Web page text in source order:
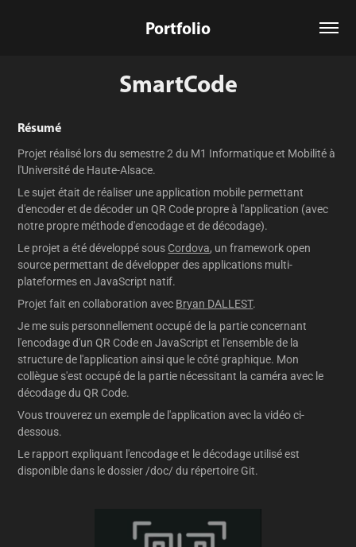
Portfolio
SmartCode
Résumé
Projet réalisé lors du semestre 2 du M1 Informatique et Mobilité à
l'Université de Haute-Alsace.
Le sujet était de réaliser une application mobile permettant
d'encoder et de décoder un QR Code propre à l'application (avec
notre propre méthode d'encodage et de décodage).
Le projet a été développé sous Cordova, un framework open
source permettant de développer des applications multi-
plateformes en JavaScript natif.
Projet fait en collaboration avec Bryan DALLEST.
Je me suis personnellement occupé de la partie concernant
l'encodage d'un QR Code en JavaScript et l'ensemble de la
structure de l'application ainsi que le côté graphique. Mon
collègue s'est occupé de la partie nécessitant la caméra avec le
décodage du QR Code.
Vous trouverez un exemple de l'application avec la vidéo ci-
dessous.
Le rapport expliquant l'encodage et le décodage utilisé est
disponible dans le dossier /doc/ du répertoire Git.